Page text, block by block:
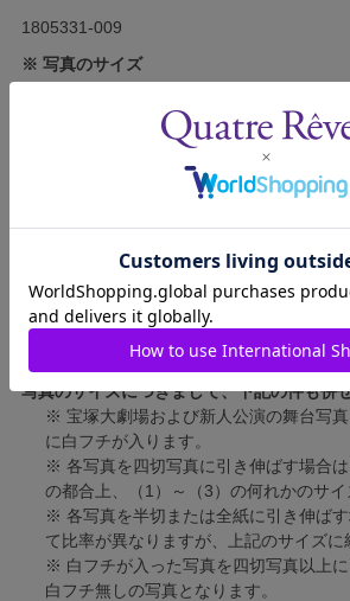
1805331-009
※ 写真のサイズ
短辺 89mm × 長辺 127mm
短辺 127mm × 長辺
短辺 217mm × 長辺 305mm
四切写真（3）
短辺 254mm × 長辺
半切写真
短辺 305mm × 長辺
全紙写真
写真のサイズにつきまして、下記の件も併
※ 宝塚大劇場および新人公演の舞台写
に白フチが入ります。
※ 各写真を四切写真に引き伸ばす場合
の都合上、（1）～（3）の何れかのサイ
※ 各写真を半切または全紙に引き伸ば
て比率が異なりますが、上記のサイズに
※ 白フチが入った写真を四切写真以上に
白フチ無しの写真となります。